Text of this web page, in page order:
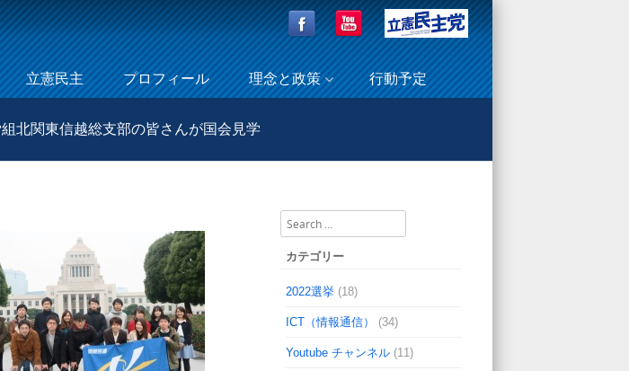
立憲民主 プロフィール 理念と政策 行動予定
北関東信越総支部の皆さんが国会見学
Search
カテゴリー
2022選挙 (18)
ICT（情報通信） (34)
Youtube チャンネル (11)